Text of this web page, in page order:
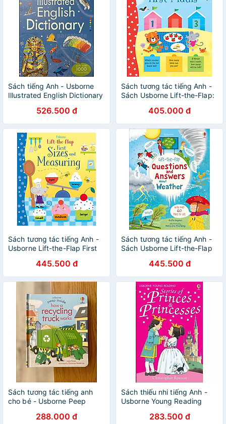
Sách tiếng Anh - Usborne
Illustrated English Dictionary
Illustrations)526.500 đ
Sách tương tác tiếng Anh -
Sách Usborne Lift-the-Flap:
405.000 đ
Sách tương tác tiếng Anh -
Usborne Lift-the-Flap First
445.500 đ
Sách tương tác tiếng Anh -
Sách Usborne Lift-the-Flap
about Weather445.500 đ
Sách tương tác tiếng anh
cho bé - Usborne Peep
288.000 đ
Sách thiếu nhi tiếng Anh -
Usborne Young Reading
Princes and Princesses + CD
283.500 đ